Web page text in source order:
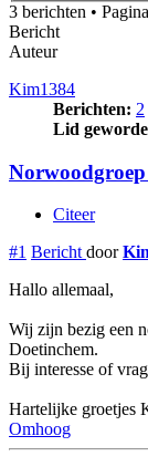
3 berichten • Pagina
Bericht
Auteur
Kim1384
Berichten: 2
Lid
Citeer
#1 Bericht door
Hallo allemaal,
Wij zijn bezig een
Doetinchem.
Bij interesse of
Hartelijke groetjes
Omhoog